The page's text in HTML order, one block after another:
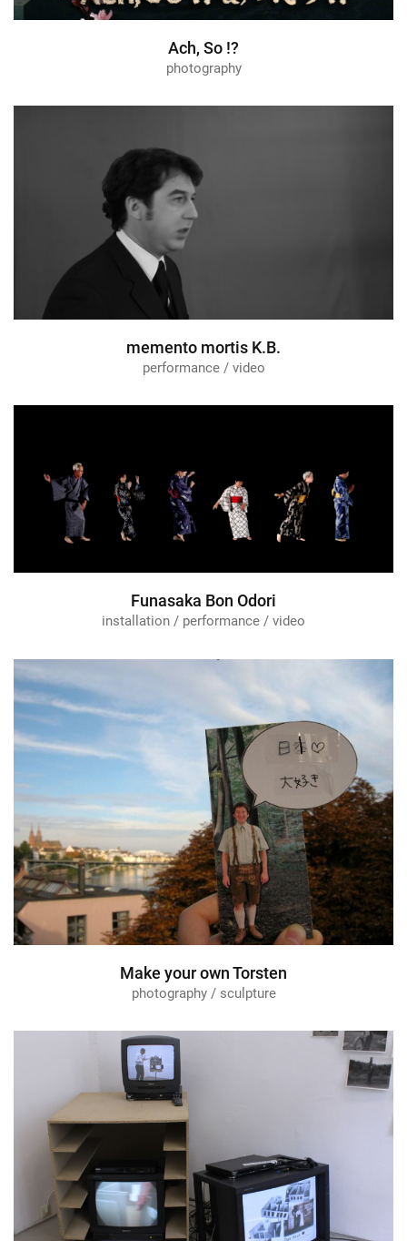
Ach, So !?
photography
memento mortis K.B.
performance / video
Funasaka Bon Odori
installation / performance / video
Make your own Torsten
photography / sculpture